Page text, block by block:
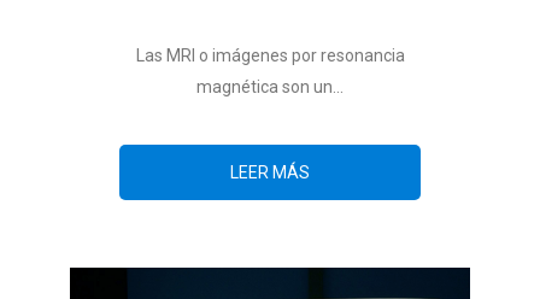
Las MRI o imágenes por resonancia
magnética son un...
LEER MÁS